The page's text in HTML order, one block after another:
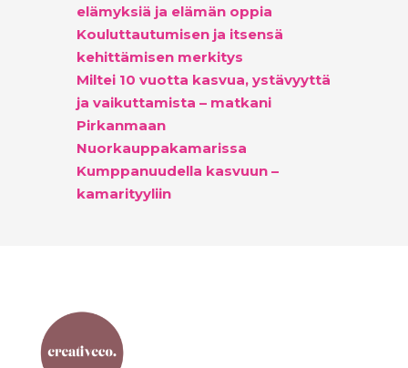
elämyksiä ja elämän oppia
Kouluttautumisen ja itsensä
kehittämisen merkitys
Miltei 10 vuotta kasvua, ystävyyttä
ja vaikuttamista – matkani
Pirkanmaan
Nuorkauppakamarissa
Kumppanuudella kasvuun –
kamarityyliin